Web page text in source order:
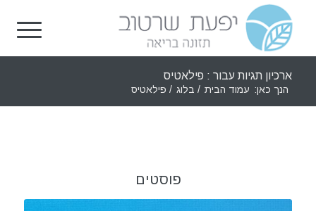
ארכיון תגיות עבור : פילאטיס
הנך כאן: עמוד הבית / בלוג / פילאטיס
פוסטים